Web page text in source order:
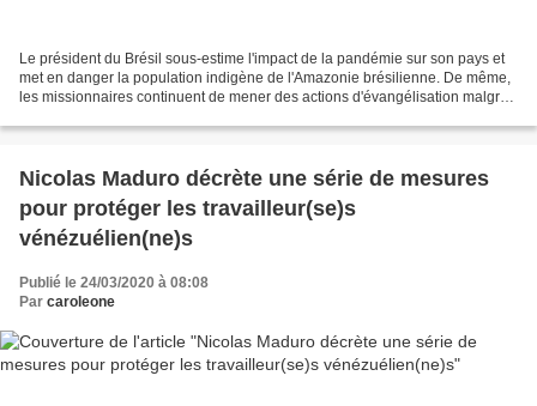
Le président du Brésil sous-estime l'impact de la pandémie sur son pays et
met en danger la population indigène de l'Amazonie brésilienne. De même,
les missionnaires continuent de mener des actions d'évangélisation malgré
Nicolas Maduro décrète une série de mesures
pour protéger les travailleur(se)s
vénézuélien(ne)s
Publié le 24/03/2020 à 08:08
Par caroleone